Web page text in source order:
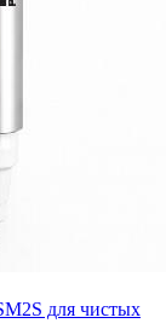
для чистых